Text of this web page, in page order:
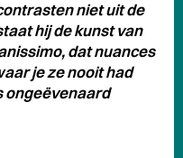
niet uit de
hij de kunst van
dat nuances
je ze nooit had
ongeëvenaard